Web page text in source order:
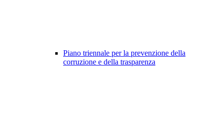
Piano triennale per la prevenzione della
corruzione e della trasparenza